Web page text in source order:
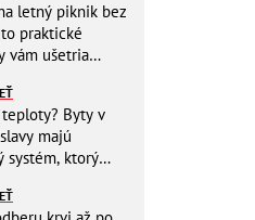
letný piknik bez
praktické
vám ušetria
Byty v
majú
systém, ktorý